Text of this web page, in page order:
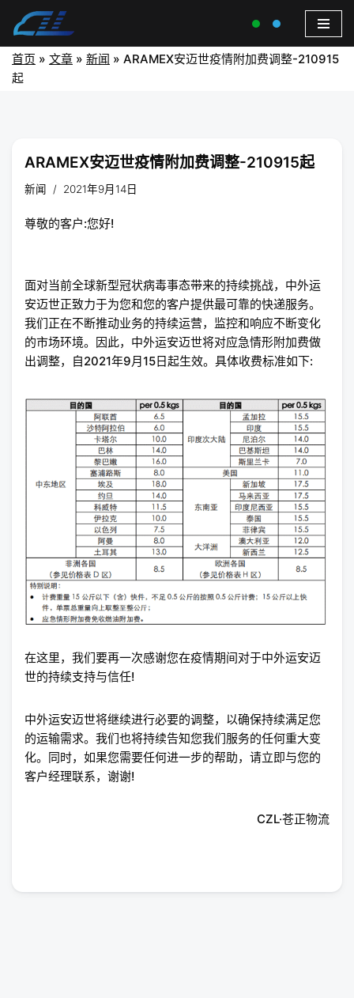
首页 » 文章 » 新闻 » ARAMEX安迈世疫情附加费调整-210915
起
ARAMEX安迈世疫情附加费调整-210915起
新闻 2021年9月14日
尊敬的客户:您好!
面对当前全球新型冠状病毒事态带来的持续挑战，中外运
安迈世正致力于为您和您的客户提供最可靠的快递服务。
我们正在不断推动业务的持续运营，监控和响应不断变化
的市场环境。因此，中外运安迈世将对应急情形附加费做
出调整，自2021年9月15日起生效。具体收费标准如下:
在这里，我们要再一次感谢您在疫情期间对于中外运安迈
世的持续支持与信任!
中外运安迈世将继续进行必要的调整，以确保持续满足您
的运输需求。我们也将持续告知您我们服务的任何重大变
化。同时，如果您需要任何进一步的帮助，请立即与您的
客户经理联系，谢谢!
CZL·苍正物流